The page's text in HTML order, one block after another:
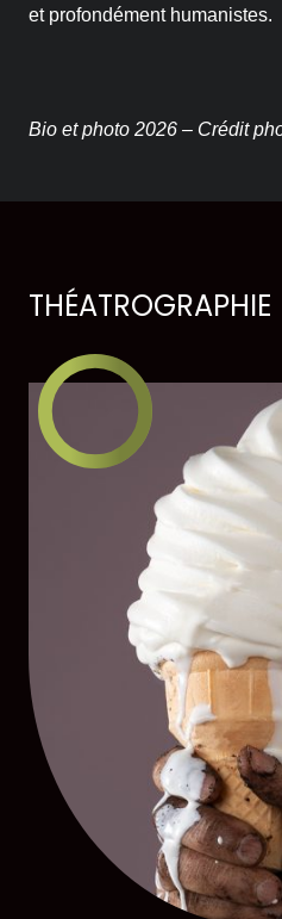
Desjardins fait
et profondément humanistes.
Bio et photo 2026 – Crédit
THÉATROGRAPHIE